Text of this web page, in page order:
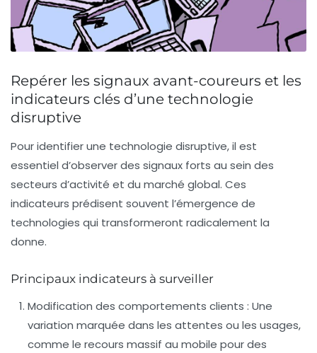
Repérer les signaux avant-coureurs et les
indicateurs clés d’une technologie
disruptive
Pour identifier une technologie disruptive, il est
essentiel d’observer des signaux forts au sein des
secteurs d’activité et du marché global. Ces
indicateurs prédisent souvent l’émergence de
technologies qui transformeront radicalement la
donne.
Principaux indicateurs à surveiller
Modification des comportements clients : Une
variation marquée dans les attentes ou les usages,
comme le recours massif au mobile pour des